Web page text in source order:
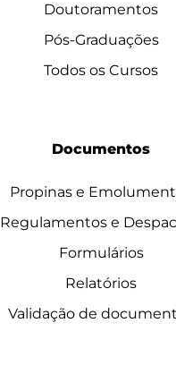
Doutoramentos
Pós-Graduações
Todos os Cursos
Documentos
Propinas e
Regulamentos e
Formulários
Relatórios
Validação de